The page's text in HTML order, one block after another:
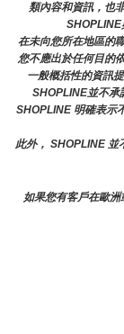
類內容和資訊，也
SHOPLINE
在未向您所在地區的
您不應出於任何目的
一般概括性的資訊
SHOPLINE並不承
SHOPLINE 明確表示
此外， SHOPLINE 並
如果您有客戶在歐洲